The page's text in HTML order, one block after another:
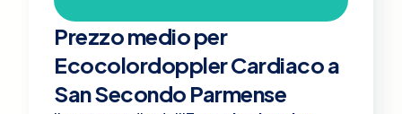
Prezzo medio per
Ecocolordoppler Cardiaco a
San Secondo Parmense